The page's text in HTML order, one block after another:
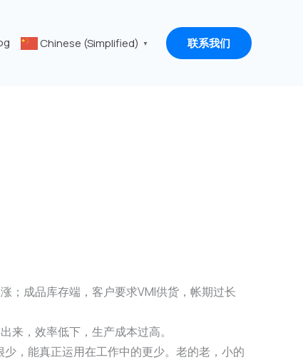
Chinese (Simplified) ▼ 联系我们
；成品库存端，客户要求VMI供货，帐期过长
，效率低下，生产成本过高。
，能真正运用在工作中的更少。老的老，小的